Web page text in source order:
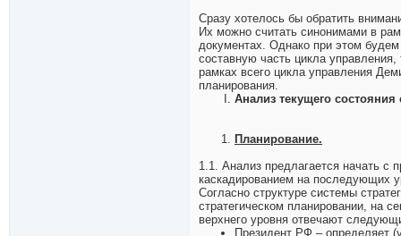
Сразу хотелось бы обратить
Их можно считать синонимами в
документах. Однако при этом будем
составную часть цикла
рамках всего цикла управления
планирования.
Анализ текущего состояния
Планирование.
1.1. Анализ предлагается начать с
каскадированием на последующих
Согласно структуре системы
стратегическом планировании, на
верхнего уровня отвечают
Президент РФ – определяет